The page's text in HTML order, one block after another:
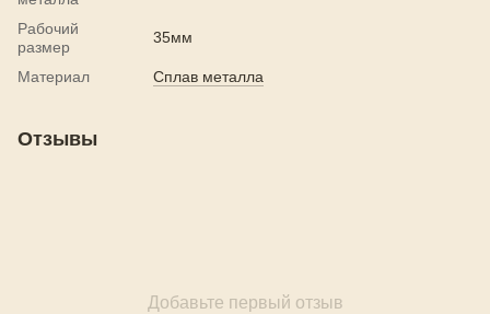
Рабочий
размер
35мм
Материал Сплав металла
Отзывы
Добавьте первый отзыв